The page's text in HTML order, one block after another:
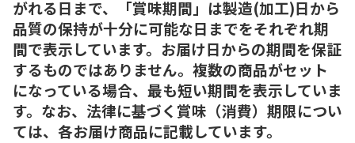
がれる日まで、「賞味期間」は製造(加工)日から
品質の保持が十分に可能な日までをそれぞれ期
間で表示しています。お届け日からの期間を保証
するものではありません。複数の商品がセット
になっている場合、最も短い期間を表示していま
す。なお、法律に基づく賞味（消費）期限につい
ては、各お届け商品に記載しています。